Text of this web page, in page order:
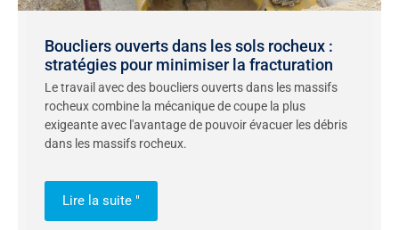
Boucliers ouverts dans les sols rocheux :
stratégies pour minimiser la fracturation
Le travail avec des boucliers ouverts dans les massifs
rocheux combine la mécanique de coupe la plus
exigeante avec l'avantage de pouvoir évacuer les débris
dans les massifs rocheux.
Lire la suite "